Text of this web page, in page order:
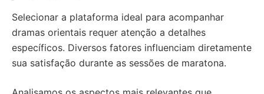
Selecionar a plataforma ideal para acompanhar
dramas orientais requer atenção a detalhes
específicos. Diversos fatores influenciam diretamente
sua satisfação durante as sessões de maratona.